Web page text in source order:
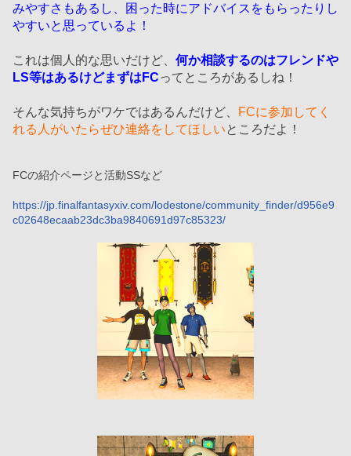
みやすさもあるし、困った時にアドバイスをもらったりし
やすいと思っているよ！
これは個人的な思いだけど、 何か相談するのはフレンドや
LS等はあるけどまずはFCってところがあるしね！
そんな気持ちがワケではあるんだけど、
FCに参加してく
れる人がいたらぜひ連絡をしてほしいところだよ！
FCの紹介ページと活動SSなど
https://jp.finalfantasyxiv.com/lodestone/community_finder/d956e9
c02648ecaab23dc3ba9840691d97c85323/